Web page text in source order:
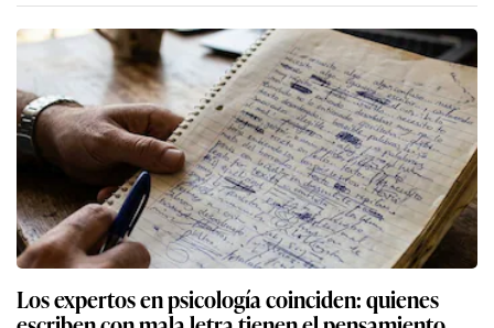
Los expertos en psicología coinciden: quienes